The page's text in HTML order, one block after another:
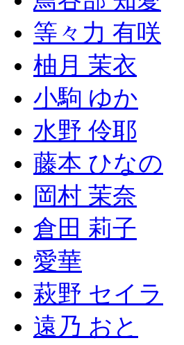
等々力 有咲
柚月 茉衣
小駒 ゆか
水野 伶耶
藤本 ひなの
岡村 茉奈
倉田 莉子
愛華
萩野 セイラ
遠乃 おと